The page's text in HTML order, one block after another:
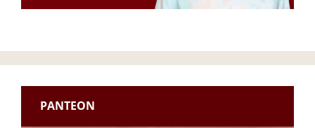
PANTEON